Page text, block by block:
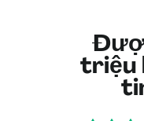
triệu